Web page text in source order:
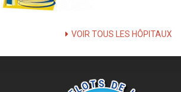
VOIR TOUS LES HÔPITAUX